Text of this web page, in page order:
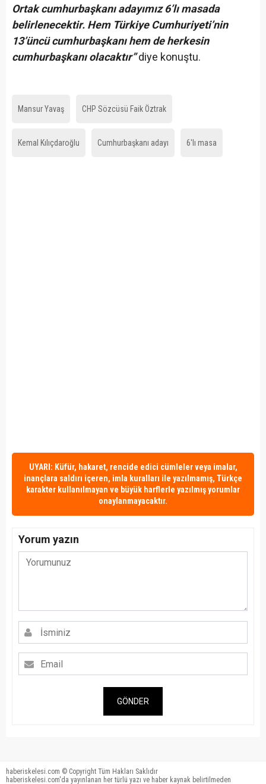
Ortak cumhurbaşkanı adayımız 6’lı masada
belirlenecektir. Hem Türkiye Cumhuriyeti’nin
13’üncü cumhurbaşkanı hem de herkesin
cumhurbaşkanı olacaktır”diye konuştu.
Mansur Yavaş CHP Sözcüsü Faik Öztrak
Kemal Kılıçdaroğlu Cumhurbaşkanı adayı 6'lı masa
UYARI: Küfür, hakaret, rencide edici cümleler veya imalar,
inançlara saldırı içeren, imla kuralları ile yazılmamış, Türkçe
karakter kullanılmayan ve büyük harflerle yazılmış yorumlar
onaylanmayacaktır.
Yorum yazın
GÖNDER
haberiskelesi.com © Copyright Tüm Hakları Saklıdır
haberiskelesi.com'da yayınlanan her türlü yazı ve haber kaynak belirtilmeden